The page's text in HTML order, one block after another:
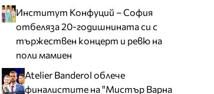
Институт Конфуций – София
отбеляза 20-годишнината си с
тържествен концерт и ревю на
поли мамиен
Atelier Banderol облече
финалистите на "Мистър Варна